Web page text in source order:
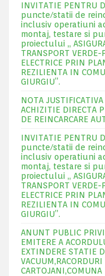
INVITATIE PENTRU
puncte/statii de
inclusiv operatiuni
montaj, testare si
proiectului „
TRANSPORT VERDE-
ELECTRICE PRIN
REZILIENTA IN
GIURGIU”.
NOTA
ACHIZITIE DIRECTA
DE REINCARCARE
INVITATIE PENTRU
puncte/statii de
inclusiv operatiuni
montaj, testare si
proiectului „
TRANSPORT VERDE-
ELECTRICE PRIN
REZILIENTA IN
GIURGIU”.
ANUNT PUBLIC
EMITERE A
EXTINDERE STATIE
CARTOJANI,COMUNA